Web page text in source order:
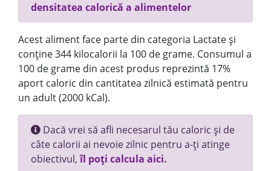
densitatea calorică a alimentelor
Acest aliment face parte din categoria Lactate și
conține 344 kilocalorii la 100 de grame. Consumul a
100 de grame din acest produs reprezintă 17%
aport caloric din cantitatea zilnică estimată pentru
un adult (2000 kCal).
Dacă vrei să afli necesarul tău caloric și de
câte calorii ai nevoie zilnic pentru a-ți atinge
obiectivul,îl poți calcula aici.